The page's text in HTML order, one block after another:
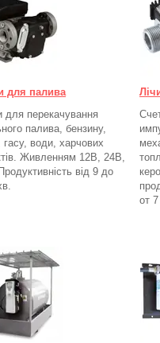
для палива
для перекачування
палива, бензину,
води, харчових
Живленням 12В, 24В,
від 9 до
от